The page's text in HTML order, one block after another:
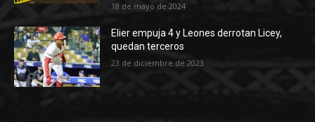
18 de mayo de 2024
Elier empuja 4 y Leones derrotan Licey,
quedan terceros
23 de diciembre de 2023